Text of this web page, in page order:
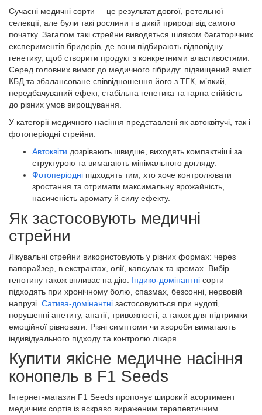
Сучасні медичні сорти – це результат довгої, ретельної
селекції, але були такі рослини і в дикій природі від самого
початку. Загалом такі стрейни виводяться шляхом багаторічних
експериментів бридерів, де вони підбирають відповідну
генетику, щоб створити продукт з конкретними властивостями.
Серед головних вимог до медичного гібриду: підвищений вміст
КБД та збалансоване співвідношення його з ТГК, м’який,
передбачуваний ефект, стабільна генетика та гарна стійкість
до різних умов вирощування.
У категорії медичного насіння представлені як автоквітучі, так і
фотоперіодні стрейни:
Автоквіти дозрівають швидше, виходять компактніші за
структурою та вимагають мінімального догляду.
Фотоперіодні підходять тим, хто хоче контролювати
зростання та отримати максимальну врожайність,
насиченість аромату й силу ефекту.
Як застосовують медичні
стрейни
Лікувальні стрейни використовують у різних формах: через
вапорайзер, в екстрактах, олії, капсулах та кремах. Вибір
генотипу також впливає на дію. Індико-домінантні сорти
підходять при хронічному болю, спазмах, безсонні, нервовій
напрузі. Сатива-домінантні застосовуються при нудоті,
порушенні апетиту, апатії, тривожності, а також для підтримки
емоційної рівноваги. Різні симптоми чи хвороби вимагають
індивідуального підходу та контролю лікаря.
Купити якісне медичне насіння
конопель в F1 Seeds
Інтернет-магазин F1 Seeds пропонує широкий асортимент
медичних сортів із яскраво вираженим терапевтичним